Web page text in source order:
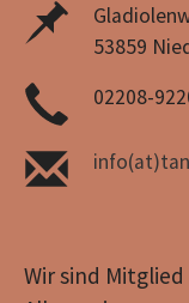
53859
02208-
Wir sind Mitglied